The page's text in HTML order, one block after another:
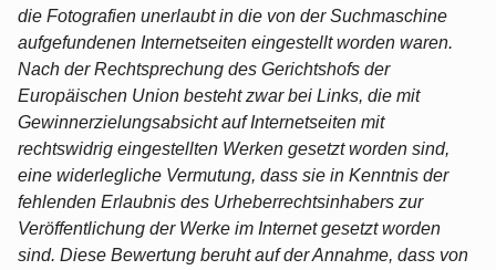
die Fotografien unerlaubt in die von der Suchmaschine
aufgefundenen Internetseiten eingestellt worden waren.
Nach der Rechtsprechung des Gerichtshofs der
Europäischen Union besteht zwar bei Links, die mit
Gewinnerzielungsabsicht auf Internetseiten mit
rechtswidrig eingestellten Werken gesetzt worden sind,
eine widerlegliche Vermutung, dass sie in Kenntnis der
fehlenden Erlaubnis des Urheberrechtsinhabers zur
Veröffentlichung der Werke im Internet gesetzt worden
sind. Diese Bewertung beruht auf der Annahme, dass von